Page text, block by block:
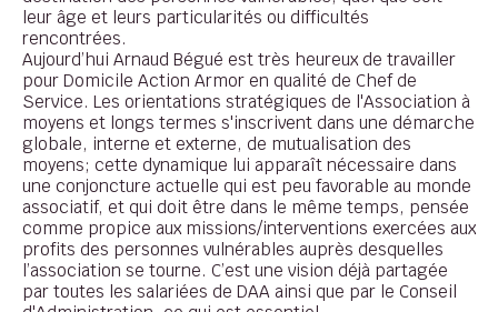
leur âge et leurs particularités ou difficultés
rencontrées.
Aujourd’hui Arnaud Bégué est très heureux de travailler
pour Domicile Action Armor en qualité de Chef de
Service. Les orientations stratégiques de l'Association à
moyens et longs termes s'inscrivent dans une démarche
globale, interne et externe, de mutualisation des
moyens; cette dynamique lui apparaît nécessaire dans
une conjoncture actuelle qui est peu favorable au monde
associatif, et qui doit être dans le même temps, pensée
comme propice aux missions/interventions exercées aux
profits des personnes vulnérables auprès desquelles
l’association se tourne. C’est une vision déjà partagée
par toutes les salariées de DAA ainsi que par le Conseil